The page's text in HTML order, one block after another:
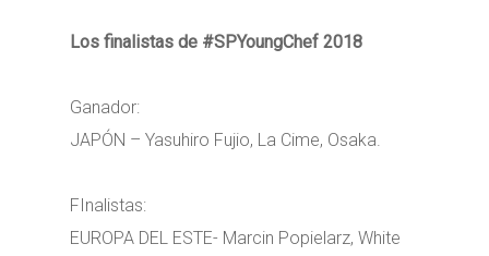
Los finalistas de #SPYoungChef 2018
Ganador:
JAPÓN – Yasuhiro Fujio, La Cime, Osaka.
FInalistas:
EUROPA DEL ESTE- Marcin Popielarz, White